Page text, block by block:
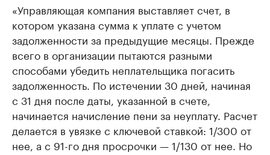
«Управляющая компания выставляет счет, в
котором указана сумма к уплате с учетом
задолженности за предыдущие месяцы. Прежде
всего в организации пытаются разными
способами убедить неплательщика погасить
задолженность. По истечении 30 дней, начиная
с 31 дня после даты, указанной в счете,
начинается начисление пени за неуплату. Расчет
делается в увязке с ключевой ставкой: 1/300 от
нее, а с 91-го дня просрочки — 1/130 от нее. Но